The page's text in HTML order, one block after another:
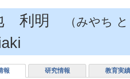
利明 （みやち
報 研究情報 教育実績